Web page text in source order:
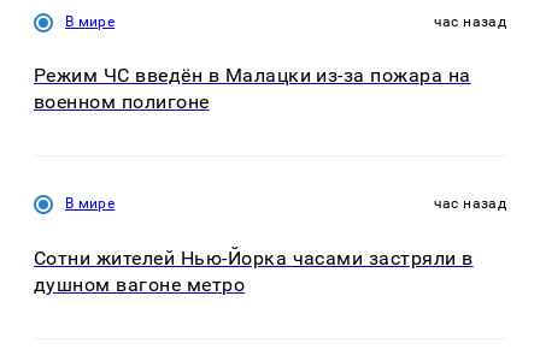
В мире час назад
Режим ЧС введён в Малацки из-за пожара на
военном полигоне
В мире час назад
Сотни жителей Нью-Йорка часами застряли в
душном вагоне метро